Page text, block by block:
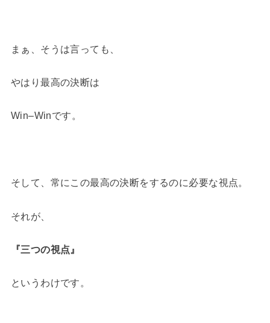
まぁ、そうは言っても、
やはり最高の決断は
Win–Winです。
そして、常にこの最高の決断をするのに必要な視点。
それが、
『三つの視点』
というわけです。